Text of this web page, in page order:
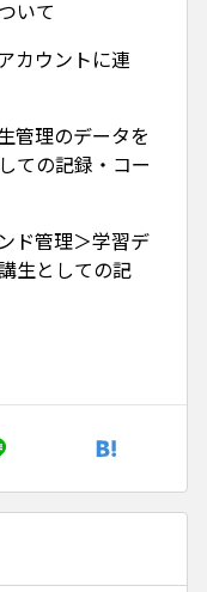
いて
カウントに連
管理のデータを
ての記録・コー
ド管理＞学習デ
生としての記